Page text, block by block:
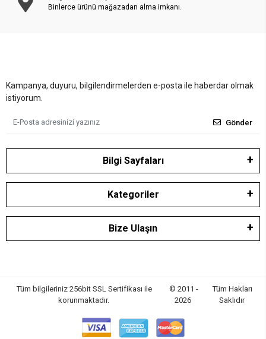
Binlerce ürünü mağazadan alma imkanı.
Kampanya, duyuru, bilgilendirmelerden e-posta ile haberdar olmak
istiyorum.
Gönder
Bilgi Sayfaları
Kategoriler
Bize Ulaşın
Tüm bilgileriniz 256bit SSL Sertifikası ile
korunmaktadır.
© 2011 -
2026
Tüm Hakları
Saklıdır